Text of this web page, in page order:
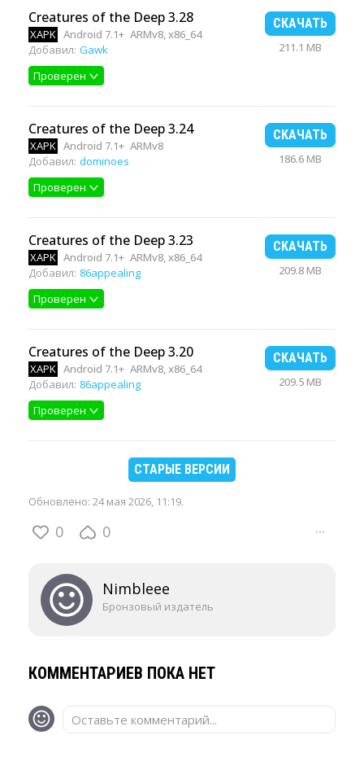
Creatures of the Deep 3.28
XAPK Android 7.1+ ARMv8, x86_64
Добавил: Gawk
Проверен
СКАЧАТЬ
211.1 MB
Creatures of the Deep 3.24
XAPK Android 7.1+ ARMv8
Добавил: dominoes
Проверен
СКАЧАТЬ
186.6 MB
Creatures of the Deep 3.23
XAPK Android 7.1+ ARMv8, x86_64
Добавил: 86appealing
Проверен
СКАЧАТЬ
209.8 MB
Creatures of the Deep 3.20
XAPK Android 7.1+ ARMv8, x86_64
Добавил: 86appealing
Проверен
СКАЧАТЬ
209.5 MB
СТАРЫЕ ВЕРСИИ
Обновлено: 24 мая 2026, 11:19.
0 0 ···
Nimbleee
Бронзовый издатель
КОММЕНТАРИЕВ ПОКА НЕТ
Оставьте комментарий...